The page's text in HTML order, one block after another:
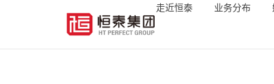
走近恒泰 业务分布